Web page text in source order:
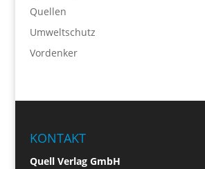
Quellen
Umweltschutz
Vordenker
KONTAKT
Quell Verlag GmbH